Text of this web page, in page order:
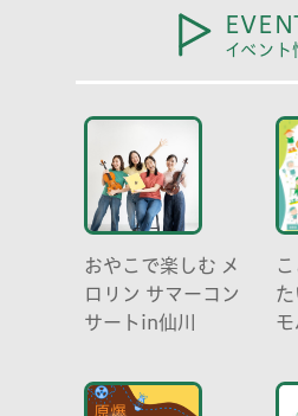
イベント
おやこで楽しむ メ
ロリン サマーコン
サートin仙川